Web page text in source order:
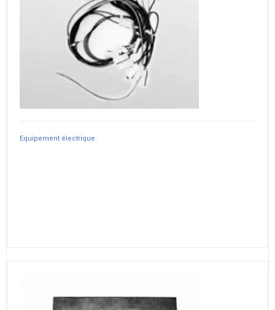
Equipement électrique